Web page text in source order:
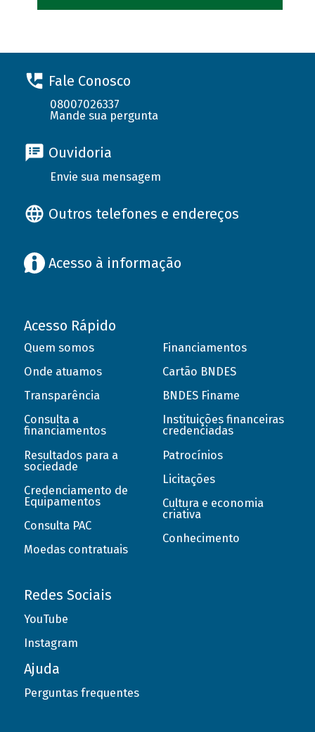
Fale Conosco
08007026337
Mande sua pergunta
Ouvidoria
Envie sua mensagem
Outros telefones e endereços
Acesso à informação
Acesso Rápido
Quem somos
Onde atuamos
Transparência
Consulta a
financiamentos
Resultados para a
sociedade
Credenciamento de
Equipamentos
Consulta PAC
Moedas contratuais
Financiamentos
Cartão BNDES
BNDES Finame
Instituições financeiras
credenciadas
Patrocínios
Licitações
Cultura e economia
criativa
Conhecimento
Redes Sociais
YouTube
Instagram
Ajuda
Perguntas frequentes